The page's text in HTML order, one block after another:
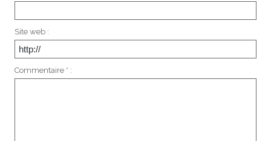
Site web :
Commentaire * :